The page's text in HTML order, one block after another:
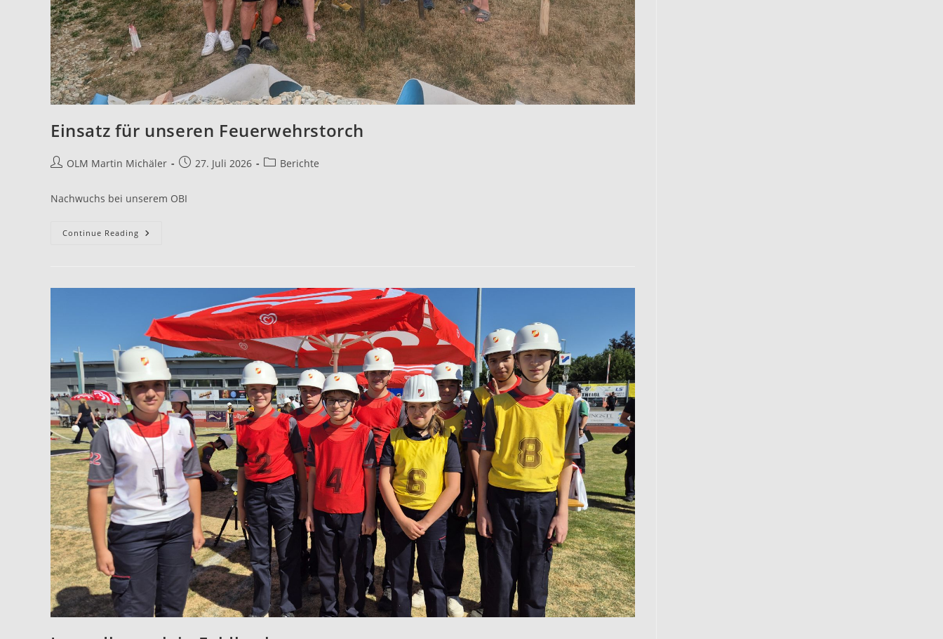
Einsatz für unseren Feuerwehrstorch
OLM Martin Michäler 27. Juli 2026 Berichte
Nachwuchs bei unserem OBI
Continue Reading